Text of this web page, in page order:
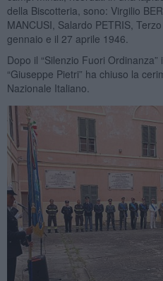
della Biscotteria, sono: Virgilio
MANCUSI, Salardo PETRIS,
gennaio e il 27 aprile 1946.
Dopo il “Silenzio Fuori
“Giuseppe Pietri” ha chiuso la
Nazionale Italiano.